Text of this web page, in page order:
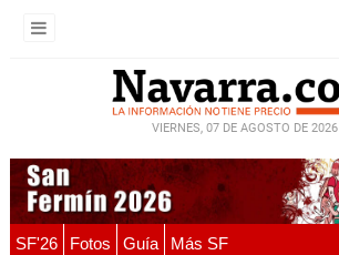
VIERNES, 07 DE AGOSTO DE 2026
SF'26 Fotos Guía Más SF